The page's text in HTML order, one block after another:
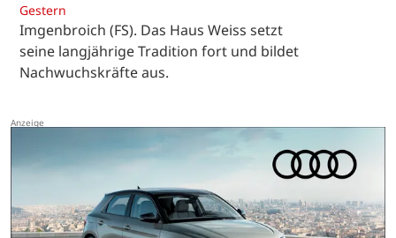
Gestern
Imgenbroich (FS). Das Haus Weiss setzt
seine langjährige Tradition fort und bildet
Nachwuchskräfte aus.